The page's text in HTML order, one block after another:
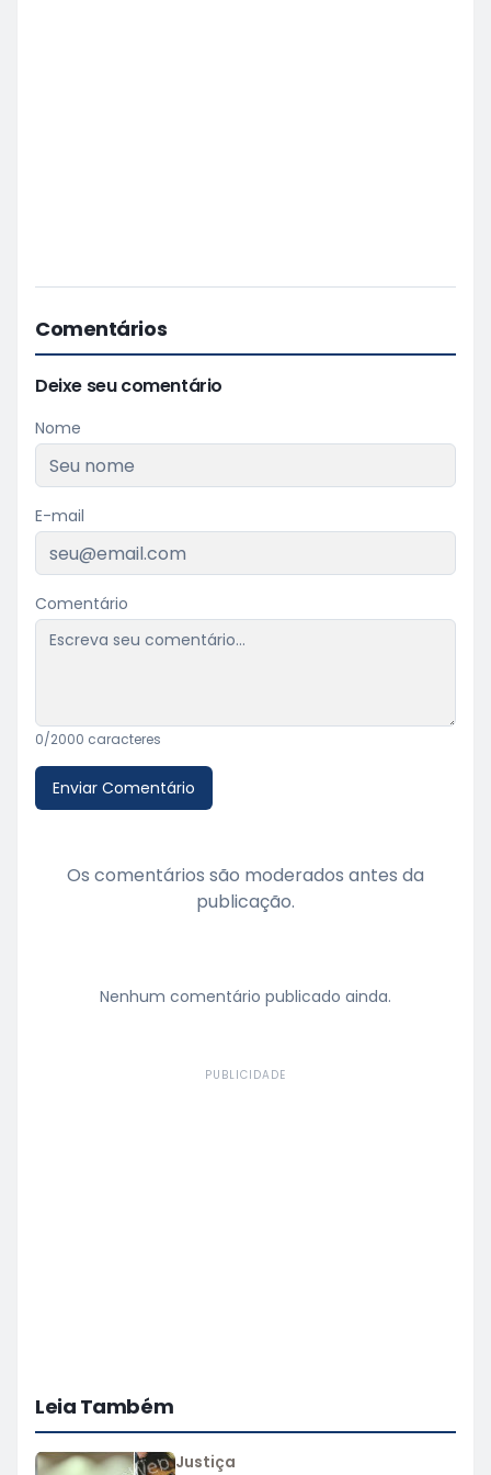
Comentários
Deixe seu comentário
Nome
E-mail
Comentário
0/2000 caracteres
Enviar Comentário
Os comentários são moderados antes da
publicação.
Nenhum comentário publicado ainda.
PUBLICIDADE
Leia Também
Justiça